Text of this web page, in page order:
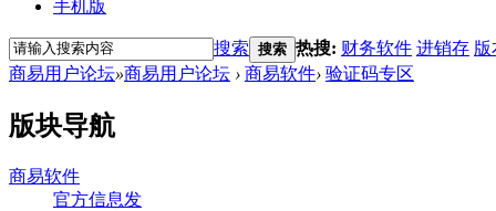
手机版
搜索 搜索 热搜: 财务软件 进销存 版
商易用户论坛»商易用户论坛 › 商易软件› 验证码专区
版块导航
商易软件
官方信息发